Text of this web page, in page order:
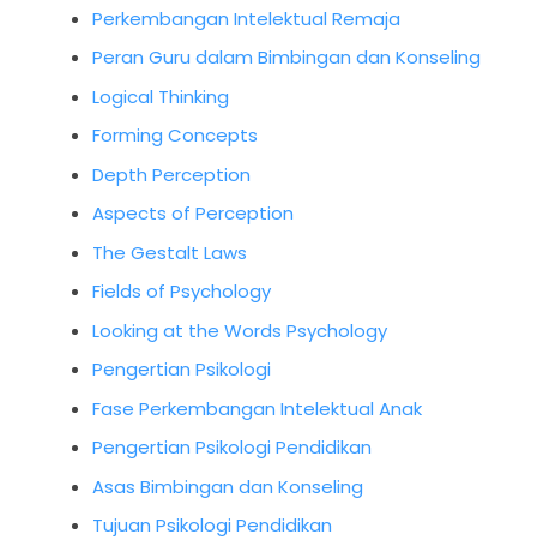
Perkembangan Intelektual Remaja
Peran Guru dalam Bimbingan dan Konseling
Logical Thinking
Forming Concepts
Depth Perception
Aspects of Perception
The Gestalt Laws
Fields of Psychology
Looking at the Words Psychology
Pengertian Psikologi
Fase Perkembangan Intelektual Anak
Pengertian Psikologi Pendidikan
Asas Bimbingan dan Konseling
Tujuan Psikologi Pendidikan